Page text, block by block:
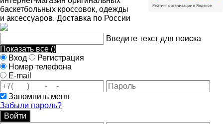
баскетбольных кроссовок, одежды
и аксессуаров. Доставка по России
Введите текст для поиска
Показать все ()
Вход
Регистрация
Номер телефона
E-mail
Запомнить меня
Забыли пароль?
Войти